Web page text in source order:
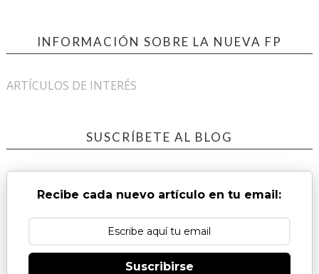
INFORMACIÓN SOBRE LA NUEVA FP
ARTÍCULOS DE INTERÉS
SUSCRÍBETE AL BLOG
Recibe cada nuevo artículo en tu email:
Suscribirse